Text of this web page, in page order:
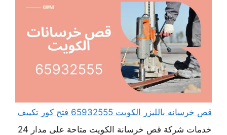
قص خرسانه بالليزر الكويت 65932555 فتح كور تكييف
خدمات شركة قص خرسانة الكويت متاحة على مدار 24